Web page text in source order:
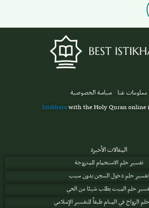
معلومات عنا سياسة الخصوصية
Istikharawith the Holy Quran online
المقالات الأخيرة
تفسير حلم الاستحمام للمتزوجة
تفسير حلم دخول السجن بدون سبب
حلم الميت يطلب شيئا من الحي
الزواج في المنام طبقاً للتفسير الإسلامي